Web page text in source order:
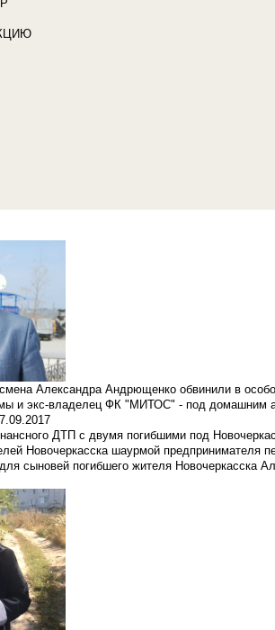
Александра Андрющенко обвинили в
и экс-владелец ФК "МИТОС" - под домашним
ДТП с двумя погибшими под
Новочеркасска шаурмой предпринимателя
сыновей погибшего жителя Новочеркасска